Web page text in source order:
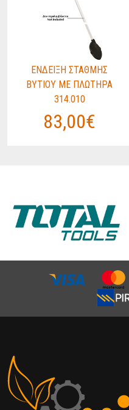
ΕΝΔΕΙΞΗ ΣΤΑΘΜΗΣ
ΒΥΤΙΟΥ ΜΕ ΠΛΩΤΗΡΑ
314.010
83,00€